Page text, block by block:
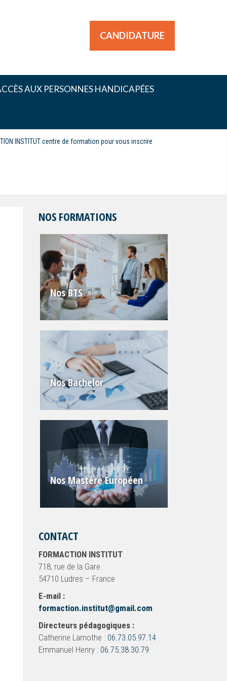
CANDIDATURE
AUX PERSONNES HANDICAPÉES
INSTITUT centre de formation pour vous inscrire
NOS FORMATIONS
Nos BTS
Nos Bachelor
Nos Mastère Européen
CONTACT
FORMACTION INSTITUT
718, rue de la Gare
54710 Ludres – France
E-mail :
formaction.institut@gmail.com
Directeurs pédagogiques :
Catherine Lamothe : 06.73.05.97.14
Emmanuel Henry : 06.75.38.30.79